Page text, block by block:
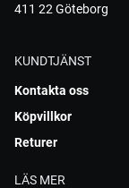
411 22 Göteborg
KUNDTJÄNST
Kontakta oss
Köpvillkor
Returer
LÄS MER